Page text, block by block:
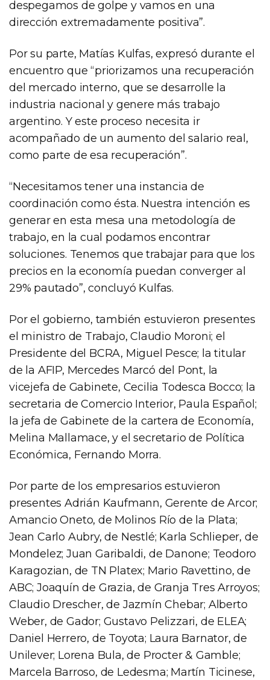
despegamos de golpe y vamos en una
dirección extremadamente positiva”.
Por su parte, Matías Kulfas, expresó durante el
encuentro que “priorizamos una recuperación
del mercado interno, que se desarrolle la
industria nacional y genere más trabajo
argentino. Y este proceso necesita ir
acompañado de un aumento del salario real,
como parte de esa recuperación”.
“Necesitamos tener una instancia de
coordinación como ésta. Nuestra intención es
generar en esta mesa una metodología de
trabajo, en la cual podamos encontrar
soluciones. Tenemos que trabajar para que los
precios en la economía puedan converger al
29% pautado”, concluyó Kulfas.
Por el gobierno, también estuvieron presentes
el ministro de Trabajo, Claudio Moroni; el
Presidente del BCRA, Miguel Pesce; la titular
de la AFIP, Mercedes Marcó del Pont, la
vicejefa de Gabinete, Cecilia Todesca Bocco; la
secretaria de Comercio Interior, Paula Español;
la jefa de Gabinete de la cartera de Economía,
Melina Mallamace, y el secretario de Política
Económica, Fernando Morra.
Por parte de los empresarios estuvieron
presentes Adrián Kaufmann, Gerente de Arcor;
Amancio Oneto, de Molinos Río de la Plata;
Jean Carlo Aubry, de Nestlé; Karla Schlieper, de
Mondelez; Juan Garibaldi, de Danone; Teodoro
Karagozian, de TN Platex; Mario Ravettino, de
ABC; Joaquín de Grazia, de Granja Tres Arroyos;
Claudio Drescher, de Jazmín Chebar; Alberto
Weber, de Gador; Gustavo Pelizzari, de ELEA;
Daniel Herrero, de Toyota; Laura Barnator, de
Unilever; Lorena Bula, de Procter & Gamble;
Marcela Barroso, de Ledesma; Martín Ticinese,